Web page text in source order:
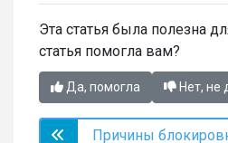
Эта статья была полезна
статья помогла вам?
Да, помогла Нет, не